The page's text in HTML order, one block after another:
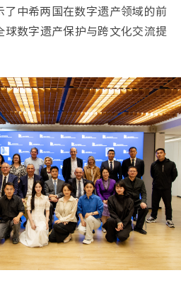
了中希两国在数字遗产领域的前
数字遗产保护与跨文化交流提